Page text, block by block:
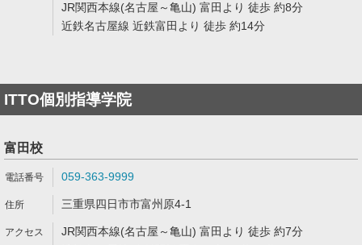
JR関西本線(名古屋～亀山) 富田より 徒歩 約8分
近鉄名古屋線 近鉄富田より 徒歩 約14分
ITTO個別指導学院
富田校
059-363-9999
三重県四日市市富州原4-1
JR関西本線(名古屋～亀山) 富田より 徒歩 約7分